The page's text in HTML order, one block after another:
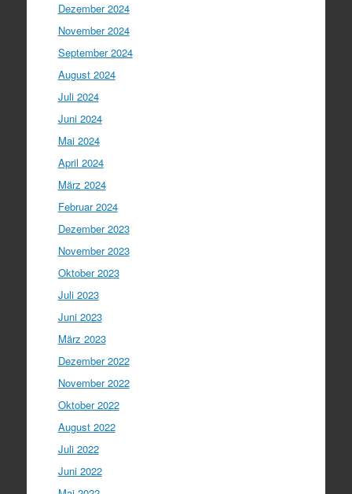
Dezember 2024
November 2024
September 2024
August 2024
Juli 2024
Juni 2024
Mai 2024
April 2024
März 2024
Februar 2024
Dezember 2023
November 2023
Oktober 2023
Juli 2023
Juni 2023
März 2023
Dezember 2022
November 2022
Oktober 2022
August 2022
Juli 2022
Juni 2022